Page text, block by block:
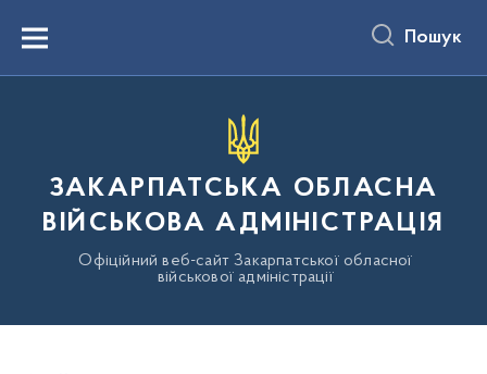
вмістуMenu Пошук
ЗАКАРПАТСЬКА ОБЛАСНА
ВІЙСЬКОВА АДМІНІСТРАЦІЯ
Офіційний веб-сайт Закарпатської обласної
військової адміністрації